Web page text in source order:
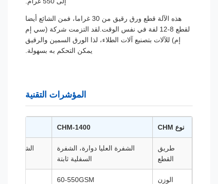
هذه الآلة قطع ورق رقيق من 30 غراما، فمن الشائع أيضا
لقطع 8-12 لفة في نفس الوقت.لقد التزمت شركة (سي إم
إم) للآلات بتصنيع آلات الطلاء، لذا الورق السمين والرقيق
يمكن التحكم به بسهولة.
المؤشرات التقنية
CHM-1400
طريق
الشفرة العليا دوارة، الشفرة
السفلية ثابتة
الشفرة العليا
60-550GSM